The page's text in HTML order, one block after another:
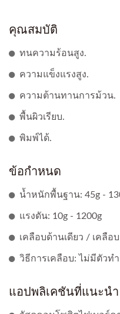
คุณสมบัติ
ทนความร้อนสูง.
ความแข็งแรงสูง.
ความต้านทานการม้วน.
พื้นผิวเรียบ.
พิมพ์ได้.
ข้อกำหนด
น้ำหนักพื้นฐาน: 45g -
แรงดัน: 10g - 1200g
เคลือบด้านเดียว / เคลือ
วิธีการเคลือบ: ไม่มีตัวท
แอปพลิเคชันที่แนะนำ